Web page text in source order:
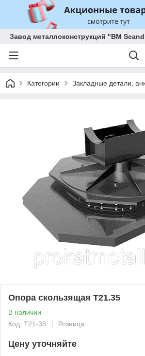
Завод металлоконструкций "BM
Категории Закладные детали,
Опора скользящая Т21.35
В наличии
Код: T21-35
Розница
Цену уточняйте